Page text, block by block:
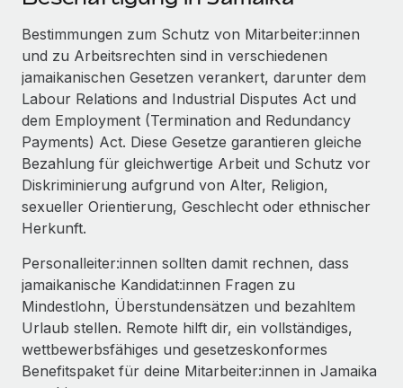
DIENSTLEISTUNGEN
Frag unsere Expert:innen
Hilfe von Expert:innen für globale HR & Compliance
Background-Checks
Einfacheres Bewerber:innen-Screening
Compliance Watchtower
Lückenlose Compliance
Geräteverwaltung
Globale Bereitstellung und Verfolgung von IT-
Geräten
Gründung von Niederlassungen
Schnelle, rechtssichere Gründung von
Partner werden
Entdecke die Möglichkeiten einer Partnerschaft
Remote Build
Demnächst verfügbar
Beratung zu Integrationen und KI-Automatisierung
FALLSTUDIEN
So hat der KI-Vorreiter Weaviate sein Team mit
Remote um 120 % vergrößert
Open-Source-Infrastrukturen. Das...
Mehr erfahren
Revolution des Enterprise Contractor
Managements – die Erfolgsgeschichte einer
Newsroom
Informationen zu Gehältern und Qualifikationen
Insights Center
Hol dir Unterstützung
Alle Ressourcen anzeigen
BLOG
Globale Payroll
EOR und PEO
Contractor Management
Steuern
Bestimmungen zum Schutz von Mitarbeiter:innen
und zu Arbeitsrechten sind in verschiedenen
jamaikanischen Gesetzen verankert, darunter dem
Labour Relations and Industrial Disputes Act und
dem Employment (Termination and Redundancy
Payments) Act. Diese Gesetze garantieren gleiche
Bezahlung für gleichwertige Arbeit und Schutz vor
Diskriminierung aufgrund von Alter, Religion,
sexueller Orientierung, Geschlecht oder ethnischer
Herkunft.
Personalleiter:innen sollten damit rechnen, dass
jamaikanische Kandidat:innen Fragen zu
Mindestlohn, Überstundensätzen und bezahltem
Urlaub stellen. Remote hilft dir, ein vollständiges,
wettbewerbsfähiges und gesetzeskonformes
Benefitspaket für deine Mitarbeiter:innen in Jamaika